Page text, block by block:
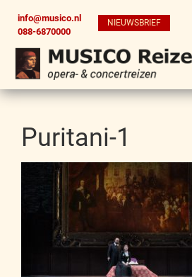
info@musico.nl
088-6870000
NIEUWSBRIEF
Puritani-1